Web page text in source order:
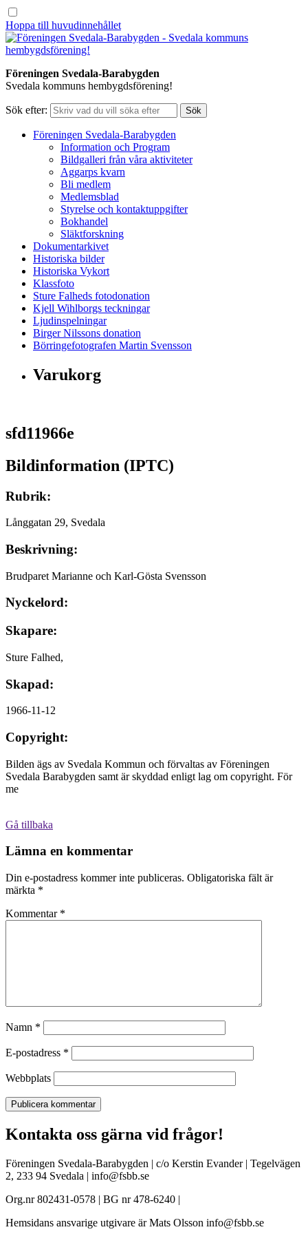
Hoppa till huvudinnehållet
Föreningen Svedala-Barabygden
Svedala kommuns hembygdsförening!
Sök efter:
Föreningen Svedala-Barabygden
Information och Program
Bildgalleri från våra aktiviteter
Aggarps kvarn
Bli medlem
Medlemsblad
Styrelse och kontaktuppgifter
Bokhandel
Släktforskning
Dokumentarkivet
Historiska bilder
Historiska Vykort
Klassfoto
Sture Falheds fotodonation
Kjell Wihlborgs teckningar
Ljudinspelningar
Birger Nilssons donation
Börringefotografen Martin Svensson
Varukorg
sfd11966e
Bildinformation (IPTC)
Rubrik:
Långgatan 29, Svedala
Beskrivning:
Brudparet Marianne och Karl-Gösta Svensson
Nyckelord:
Skapare:
Sture Falhed,
Skapad:
1966-11-12
Copyright:
Bilden ägs av Svedala Kommun och förvaltas av Föreningen
Svedala Barabygden samt är skyddad enligt lag om copyright. För
me
Gå tillbaka
Lämna en kommentar
Din e-postadress kommer inte publiceras. Obligatoriska fält är
märkta *
Kommentar *
Namn *
E-postadress *
Webbplats
Kontakta oss gärna vid frågor!
Föreningen Svedala-Barabygden | c/o Kerstin Evander | Tegelvägen
2, 233 94 Svedala | info@fsbb.se
Org.nr 802431-0578 | BG nr 478-6240 |
Hemsidans ansvarige utgivare är Mats Olsson info@fsbb.se